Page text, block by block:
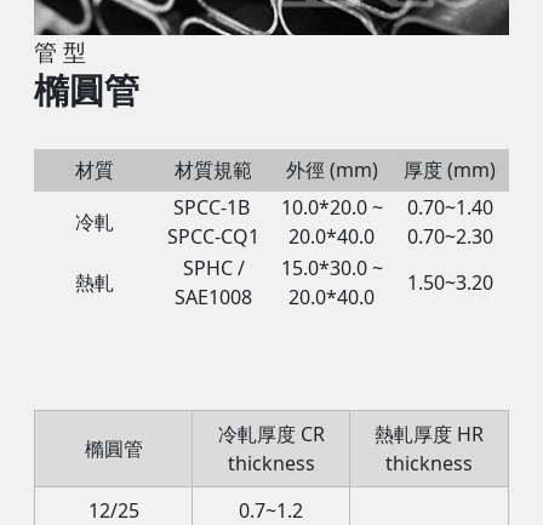
管 型
橢圓管
材質 材質規範 外徑 (mm)
厚度 (mm)
冷軋
SPCC-1B
SPCC-CQ1
10.0*20.0 ~
20.0*40.0
0.70~1.40
0.70~2.30
熱軋
SPHC /
SAE1008
15.0*30.0 ~
20.0*40.0
1.50~3.20
橢圓管
冷軋厚度 CR
thickness
熱軋厚度 HR
thickness
12/25
0.7~1.2